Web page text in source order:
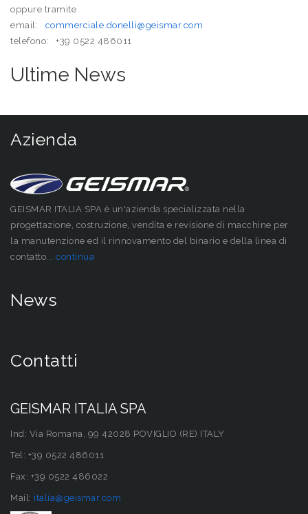
oppure tramite
email: commerciale.donelli@geismar.com
telefono: +39 0522 486011
Ultime News
Azienda
GEISMAR ITALIA SPA è un'azienda specializzata nella
progettazione, costruzione, vendita e revisione di macchine per
la manutenzione ed il rinnovamento del binario e della linea di
contatto... continua
News
Contatti
GEISMAR ITALIA SPA
Ind: Via Romana, 99 42028 POVIGLIO (RE) ITALY
Tel: +39 0522 486011
Fax: +39 0522 486022
Mail: italia@geismar.com